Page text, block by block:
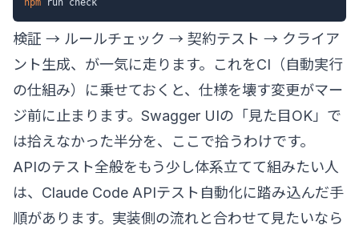
npm
検証 → ルールチェック → 契約テスト → クライア
ント生成、が一気に走ります。これをCI（自動実行
の仕組み）に乗せておくと、仕様を壊す変更がマー
ジ前に止まります。Swagger UIの「見た目OK」で
は拾えなかった半分を、ここで拾うわけです。
APIのテスト全般をもう少し体系立てて組みたい人
は、 Claude Code APIテスト自動化に踏み込んだ手
順があります。実装側の流れと合わせて見たいなら